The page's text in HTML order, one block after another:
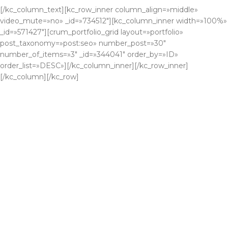
[/kc_column_text][kc_row_inner column_align=»middle»
video_mute=»no» _id=»734512″][kc_column_inner width=»100%»
_id=»571427″][crum_portfolio_grid layout=»portfolio»
post_taxonomy=»post:seo» number_post=»30″
number_of_items=»3″ _id=»344041″ order_by=»ID»
order_list=»DESC»][/kc_column_inner][/kc_row_inner]
[/kc_column][/kc_row]